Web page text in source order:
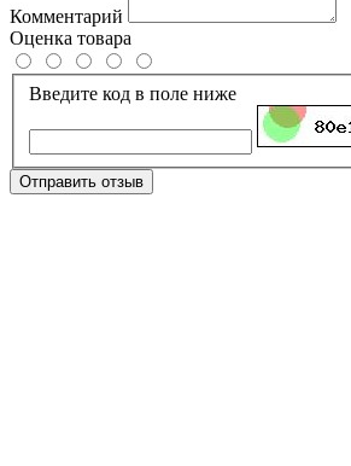
Комментарий
Оценка товара
Введите код в поле ниже
Отправить отзыв